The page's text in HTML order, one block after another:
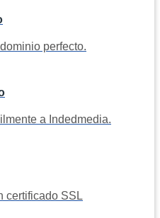
perfecto.
a Indedmedia.
certificado SSL